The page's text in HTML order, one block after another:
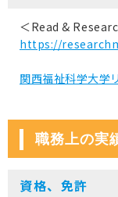
＜Read &
https://
関西福祉科学大学
職務上の実
資格、免許